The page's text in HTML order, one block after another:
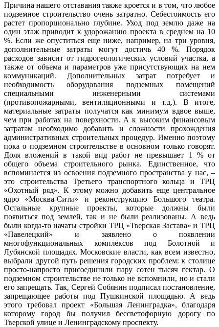
Причина нашего отставания также кроется и в том, что любое
подземное строительство очень затратно. Себестоимость его
растет пропорционально глубине. Уход под землю даже на
один этаж приводит к удорожанию проекта в среднем на 10
%. Если же опуститься еще ниже, например, на три уровня,
дополнительные затраты могут достичь 40 %. Порядок
расходов зависит от гидрогеологических условий участка, а
также от объема и параметров уже присутствующих на нем
коммуникаций. Дополнительных затрат потребует и
необходимость оборудования подземных помещений
специальными инженерными системами
(противопожарными, вентиляционными и т.д.). В итоге,
материальные затраты получатся как минимум вдвое выше,
чем при работах на поверхности. А к высоким финансовым
затратам необходимо добавить и сложности прохождения
административных строительных процедур. Именно поэтому
пока о подземном строительстве в основном только говорят.
Доля вложений в такой вид работ не превышает 1 % от
общего объема строительного рынка. Единственное, что
вспоминается из освоения подземного пространства у нас, –
это строительства Третьего транспортного кольца и ТРЦ
«Охотный ряд». К этому можно добавить еще центральное
ядро «Москва-Сити» и реконструкцию Большого театра.
Остальные крупные проекты, которые должны были
появиться под землей, так и не были реализованы. А ведь
были когда-то начаты стройки ТРЦ «Тверская Застава» и ТРЦ
«Павелецкий» и заявлено о появлении
многофункциональных комплексов под Болотной и
Лубянской площадях. Московские власти, как всем известно,
выбрали другой путь решения городских проблем: к столице
просто-напросто присоединили пару сотен тысяч гектар. О
подземном строительстве не только не вспомнили, но и стали
его запрещать. Так, Сергей Собянин подписал постановление,
запрещающее работы под Пушкинской площадью. А ведь
этого требовал проект «Большая Ленинградка», благодаря
которому город бы получил бессветофорную дорогу по
Тверской улице и Ленинградскому проспекту.